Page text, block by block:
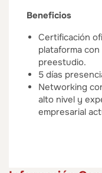
Beneficios
Certificación
plataforma
preestudio.
5 días
Networking
alto nivel y
empresarial